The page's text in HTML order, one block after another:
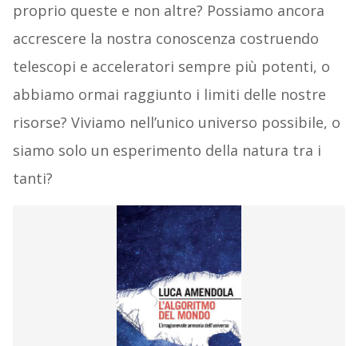
proprio queste e non altre? Possiamo ancora
accrescere la nostra conoscenza costruendo
telescopi e acceleratori sempre più potenti, o
abbiamo ormai raggiunto i limiti delle nostre
risorse? Viviamo nell’unico universo possibile, o
siamo solo un esperimento della natura tra i
tanti?